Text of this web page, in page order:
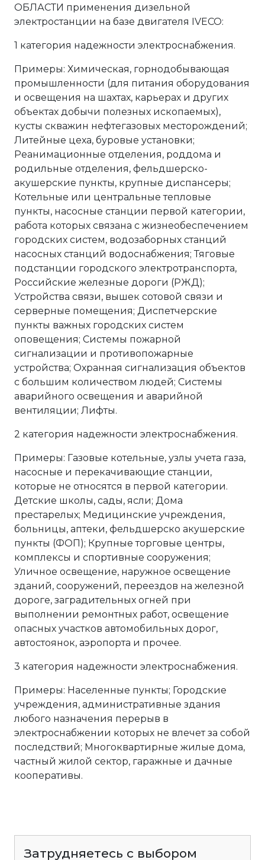
ОБЛАСТИ применения дизельной
электростанции на базе двигателя IVECO:
1 категория надежности электроснабжения.
Примеры: Химическая, горнодобывающая
промышленности (для питания оборудования
и освещения на шахтах, карьерах и других
объектах добычи полезных ископаемых),
кусты скважин нефтегазовых месторождений;
Литейные цеха, буровые установки;
Реанимационные отделения, роддома и
родильные отделения, фельдшерско-
акушерские пункты, крупные диспансеры;
Котельные или центральные тепловые
пункты, насосные станции первой категории,
работа которых связана с жизнеобеспечением
городских систем, водозаборных станций
насосных станций водоснабжения; Тяговые
подстанции городского электротранспорта,
Российские железные дороги (РЖД);
Устройства связи, вышек сотовой связи и
серверные помещения; Диспетчерские
пункты важных городских систем
оповещения; Системы пожарной
сигнализации и противопожарные
устройства; Охранная сигнализация объектов
с большим количеством людей; Системы
аварийного освещения и аварийной
вентиляции; Лифты.
2 категория надежности электроснабжения.
Примеры: Газовые котельные, узлы учета газа,
насосные и перекачивающие станции,
которые не относятся в первой категории.
Детские школы, сады, ясли; Дома
престарелых; Медицинские учреждения,
больницы, аптеки, фельдшерско акушерские
пункты (ФОП); Крупные торговые центры,
комплексы и спортивные сооружения;
Уличное освещение, наружное освещение
зданий, сооружений, переездов на железной
дороге, заградительных огней при
выполнении ремонтных работ, освещение
опасных участков автомобильных дорог,
автостоянок, аэропорта и прочее.
3 категория надежности электроснабжения.
Примеры: Населенные пункты; Городские
учреждения, административные здания
любого назначения перерыв в
электроснабжении которых не влечет за собой
последствий; Многоквартирные жилые дома,
частный жилой сектор, гаражные и дачные
кооперативы.
Затрудняетесь с выбором